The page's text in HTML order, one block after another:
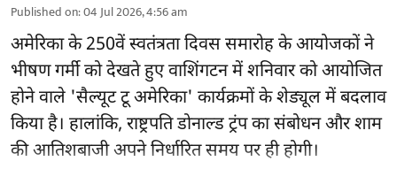
Published on:04 Jul 2026, 4:56 am
अमेरिका के 250वें स्वतंत्रता दिवस समारोह के आयोजकों ने
भीषण गर्मी को देखते हुए वाशिंगटन में शनिवार को आयोजित
होने वाले 'सैल्यूट टू अमेरिका' कार्यक्रमों के शेड्यूल में बदलाव
किया है। हालांकि, राष्ट्रपति डोनाल्ड ट्रंप का संबोधन और शाम
की आतिशबाजी अपने निर्धारित समय पर ही होगी।